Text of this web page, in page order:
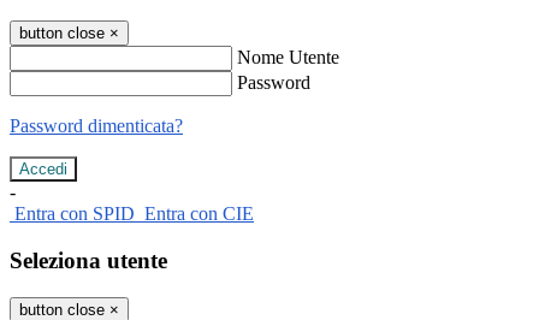
button close ×
Nome Utente
Password
Password dimenticata?
-
Entra con SPID Entra con CIE
Seleziona utente
button close ×